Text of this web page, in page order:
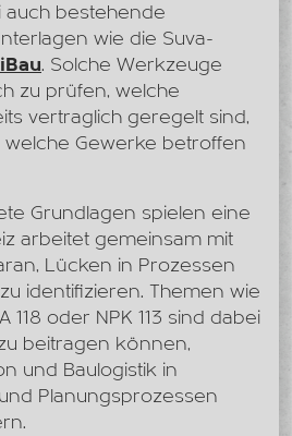
auch bestehende
wie die Suva-
. Solche Werkzeuge
zu prüfen, welche
vertraglich geregelt sind,
Gewerke betroffen
Grundlagen spielen eine
arbeitet gemeinsam mit
Lücken in Prozessen
identifizieren. Themen wie
118 oder NPK 113 sind dabei
beitragen können,
und Baulogistik in
Planungsprozessen